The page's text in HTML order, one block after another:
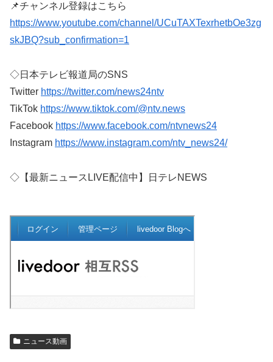
📌チャンネル登録はこちら
https://www.youtube.com/channel/UCuTAXTexrhetbOe3zg
skJBQ?sub_confirmation=1
◇日本テレビ報道局のSNS
Twitter https://twitter.com/news24ntv
TikTok https://www.tiktok.com/@ntv.news
Facebook https://www.facebook.com/ntvnews24
Instagram https://www.instagram.com/ntv_news24/
◇【最新ニュースLIVE配信中】日テレNEWS
ニュース動画